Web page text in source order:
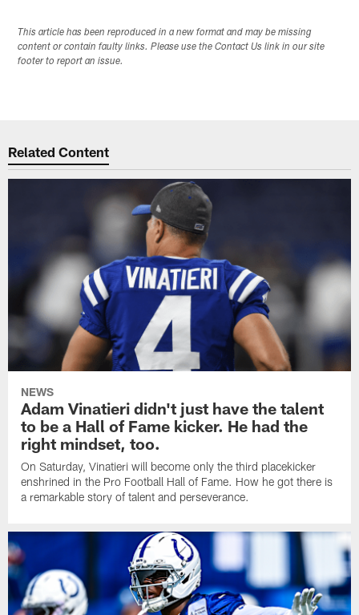
This article has been reproduced in a new format and may be missing
content or contain faulty links. Please use the Contact Us link in our site
footer to report an issue.
Related Content
NEWS
Adam Vinatieri didn't just have the talent
to be a Hall of Fame kicker. He had the
right mindset, too.
On Saturday, Vinatieri will become only the third placekicker
enshrined in the Pro Football Hall of Fame. How he got there is
a remarkable story of talent and perseverance.